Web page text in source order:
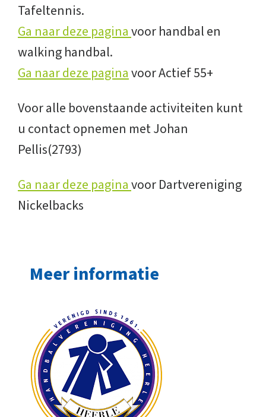
Tafeltennis.
Ga naar deze paginavoor handbal en
walking handbal.
Ga naar deze paginavoor Actief 55+
Voor alle bovenstaande activiteiten kunt
u contact opnemen met Johan
Pellis(2793)
Ga naar deze paginavoor Dartvereniging
Nickelbacks
Meer informatie